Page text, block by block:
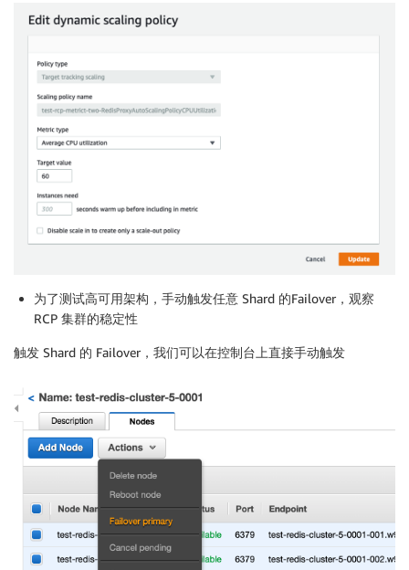
    Value: !GetAtt RedisProxyNLB.DNSName
为了测试高可用架构，手动触发任意 Shard 的Failover，观察
RCP 集群的稳定性
触发 Shard 的 Failover，我们可以在控制台上直接手动触发